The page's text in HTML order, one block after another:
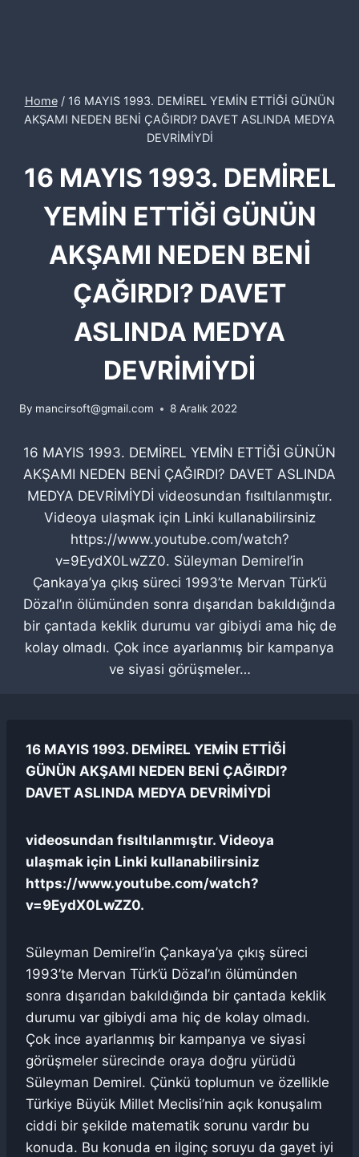
Home / 16 MAYIS 1993. DEMİREL YEMİN ETTİĞİ GÜNÜN
AKŞAMI NEDEN BENİ ÇAĞIRDI? DAVET ASLINDA MEDYA
DEVRİMİYDİ
16 MAYIS 1993. DEMİREL
YEMİN ETTİĞİ GÜNÜN
AKŞAMI NEDEN BENİ
ÇAĞIRDI? DAVET
ASLINDA MEDYA
DEVRİMİYDİ
By mancirsoft@gmail.com 8 Aralık 2022
16 MAYIS 1993. DEMİREL YEMİN ETTİĞİ GÜNÜN
AKŞAMI NEDEN BENİ ÇAĞIRDI? DAVET ASLINDA
MEDYA DEVRİMİYDİ videosundan fısıltılanmıştır.
Videoya ulaşmak için Linki kullanabilirsiniz
https://www.youtube.com/watch?
v=9EydX0LwZZ0. Süleyman Demirel’in
Çankaya’ya çıkış süreci 1993’te Mervan Türk’ü
Dözal’ın ölümünden sonra dışarıdan bakıldığında
bir çantada keklik durumu var gibiydi ama hiç de
kolay olmadı. Çok ince ayarlanmış bir kampanya
ve siyasi görüşmeler…
16 MAYIS 1993. DEMİREL YEMİN ETTİĞİ
GÜNÜN AKŞAMI NEDEN BENİ ÇAĞIRDI?
DAVET ASLINDA MEDYA DEVRİMİYDİ
videosundan fısıltılanmıştır. Videoya
ulaşmak için Linki kullanabilirsiniz
https://www.youtube.com/watch?
v=9EydX0LwZZ0.
Süleyman Demirel’in Çankaya’ya çıkış süreci
1993’te Mervan Türk’ü Dözal’ın ölümünden
sonra dışarıdan bakıldığında bir çantada keklik
durumu var gibiydi ama hiç de kolay olmadı.
Çok ince ayarlanmış bir kampanya ve siyasi
görüşmeler sürecinde oraya doğru yürüdü
Süleyman Demirel. Çünkü toplumun ve özellikle
Türkiye Büyük Millet Meclisi’nin açık konuşalım
ciddi bir şekilde matematik sorunu vardır bu
konuda. Bu konuda en ilginç soruyu da gayet iyi